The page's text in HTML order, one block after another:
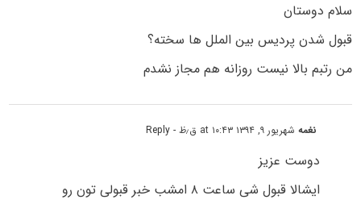
سلام دوستان
قبول شدن پردیس بین الملل ها سخته؟
من رتبم بالا نیست روزانه هم مجاز نشدم
نغمهشهریور ۹, ۱۳۹۴ at ۱۰:۴۳ ق٫ظ - Reply
دوست عزیز
ایشالا قبول شی ساعت ۸ امشب خبر قبولی تون رو